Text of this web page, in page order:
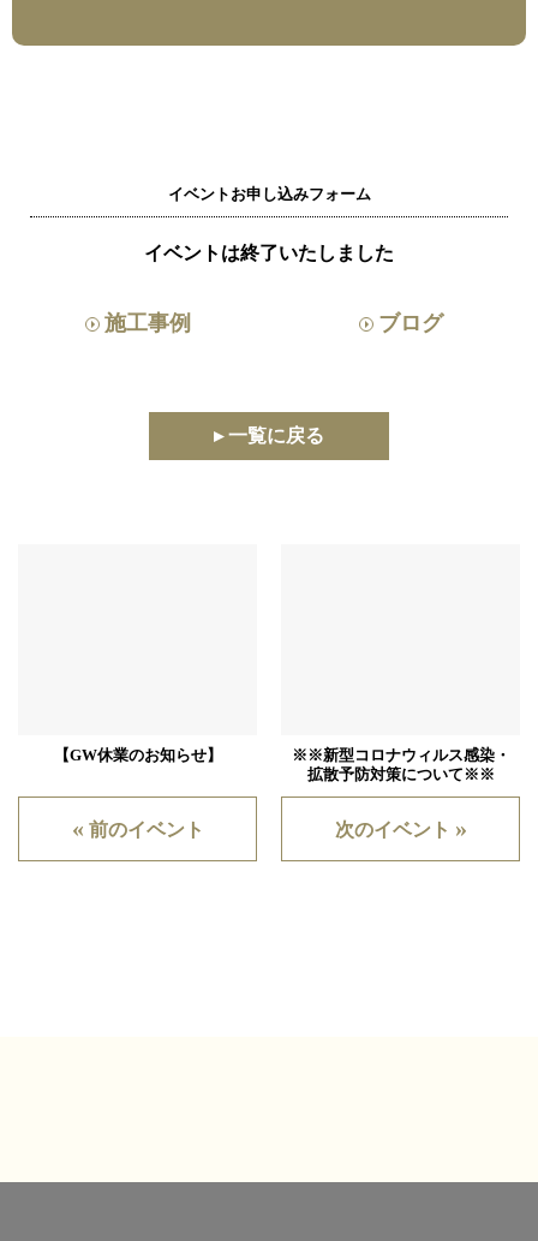
イベントお申し込みフォーム
イベントは終了いたしました
施工事例 ブログ
▸ 一覧に戻る
【GW休業のお知らせ】
« 前のイベント
※※新型コロナウィルス感染・
拡散予防対策について※※
次のイベント »